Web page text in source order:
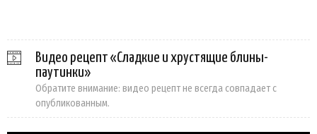
Видео рецепт «Сладкие и хрустящие блины-
паутинки»
Обратите внимание: видео рецепт не всегда совпадает с
опубликованным.